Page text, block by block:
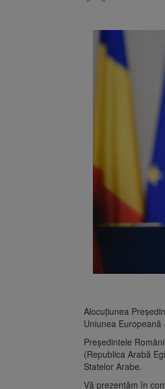
Alocuţiunea
Uniunea
Preşedintele
(Republica Arabă
Statelor Arabe.
Vă prezentăm în